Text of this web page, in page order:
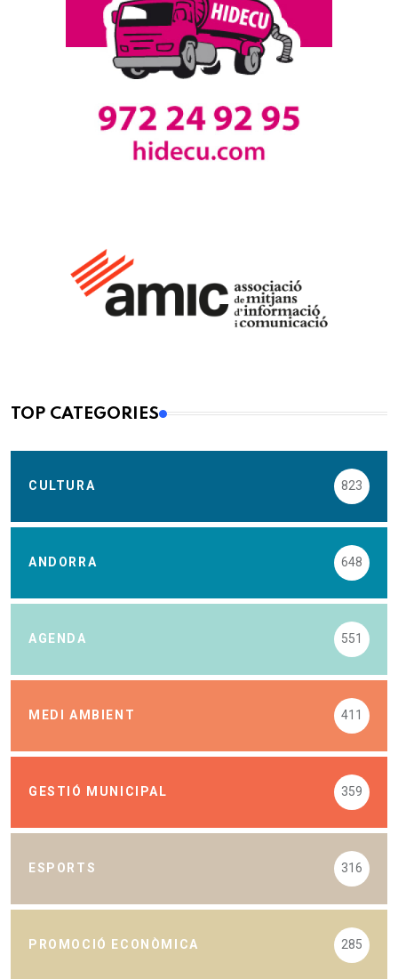
TOP CATEGORIES
CULTURA 823
ANDORRA 648
AGENDA 551
MEDI AMBIENT 411
GESTIÓ MUNICIPAL 359
ESPORTS 316
PROMOCIÓ ECONÒMICA 285